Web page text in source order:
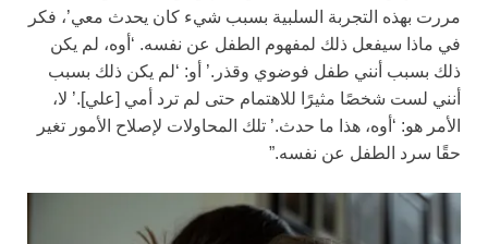
مررت بهذه التجربة السلبية بسبب شيء كان يحدث معي’، فكر
في ماذا سيفعل ذلك لمفهوم الطفل عن نفسه. ‘أوه، لم يكن
ذلك بسبب أنني طفل فوضوي وقذر.’ أو: ‘لم يكن ذلك بسبب
أنني لست شخصًا مثيرًا للاهتمام حتى لم ترد أمي [علي].’ لا،
الأمر هو: ‘أوه، هذا ما حدث.’ تلك المحاولات لإصلاح الأمور تغير
حقًا سرد الطفل عن نفسه.”